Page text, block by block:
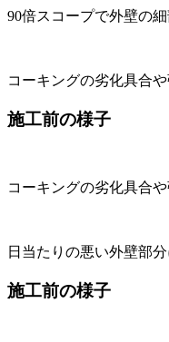
90倍スコープで外壁の
コーキングの劣化具合
施工前の様子
コーキングの劣化具合
日当たりの悪い外壁部
施工前の様子